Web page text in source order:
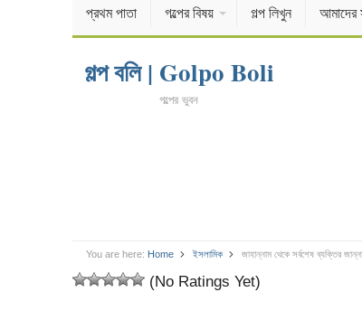
প্রথম পাতা গল্পের বিষয় গল্প লিখুন আমাদের
গল্প বলি | Golpo Boli
গল্পের ভুবন
You are here: Home ইসলামিক জাহান্নাম থেকে সর্বশেষ ব্যক্তির
(No Ratings Yet)